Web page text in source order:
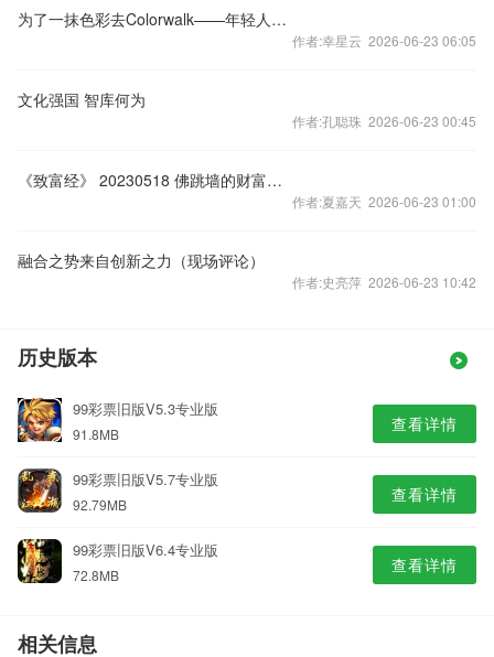
为了一抹色彩去Colorwalk——年轻人这样去旅行（下）
作者:幸星云 2026-06-23 06:05
文化强国 智库何为
作者:孔聪珠 2026-06-23 00:45
《致富经》 20230518 佛跳墙的财富罐子里藏
作者:夏嘉天 2026-06-23 01:00
融合之势来自创新之力（现场评论）
作者:史亮萍 2026-06-23 10:42
历史版本
99彩票旧版V5.3专业版
91.8MB 查看详情
99彩票旧版V5.7专业版
92.79MB 查看详情
99彩票旧版V6.4专业版
72.8MB 查看详情
相关信息